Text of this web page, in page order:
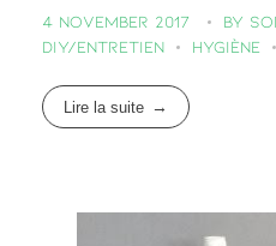
Cosmétiques
L’éco-dico
Podcasts
CONTACT
0 items 0,00 €
4 November 2017 by
DIY/entretien
Hygiène
Lire la suite